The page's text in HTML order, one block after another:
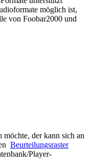
möglich ist,
von Foobar2000 und
möchte, der kann sich an
Beurteilungsraster
Player-